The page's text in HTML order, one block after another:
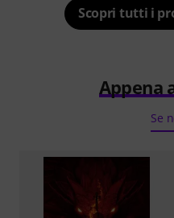
Scopri tutti i
Appena
Se